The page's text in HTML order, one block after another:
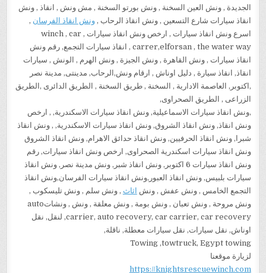
الجديدة , ونش العين السخنة , ونش بورتو السخنة , مش ونش , انقاذ , ونش
انقاذ سيارات شارع التسعين , ونش انقاذ الرحاب ,ونش انقاذ الفرسان ,
اسرع ونش انقاذ سيارات , ارخص ونش انقاذ سيارات , winch , car
carrer,elforsan , the water way , انقاذ سيارات التجمع, رقم ونش
انقاذ سيارات , ونش القاهرة , ونش الجيزة , ونش الهرم , الونش , سيارات
انقاذ, انقاذ سيارة , دليل اوناش , ارقام ونش,الرحاب, مدينتى, مدينة نصر
,اكتوبر, العاصمة الادارية , السخنة , طريق السخنة , الطريق الدائرى ,الطريق
الزراعى , الطريق الصحراوى,
,ونش انقاذ سيارات الاسماعيلية, ونش انقاذ سيارات الاسكندرية, , ارخص
ونش انقاذ, ونش انقاذ الشروق, ونش انقاذ سيارات الاسكندرية, , ونش انقاذ
شبرا, ونش انقاذ الحرفيين, ونش انقاذ حدائق الاهرام, ونش انقاذ الشروق
ونش انقاذ سيارات اسكندرية الصحراوى, ارخص ونش انقاذ سيارات, رقم
ونش انقاذ سيارات 6 اكتوبر, ونش انقاذ شبر, ونش مدينة نصر, ونش انقاذ
سيارات بلبيس, ونش انقاذ العبور,ونش انقاذ سيارات الفرسان,ونش انقاذ
التجمع الخامس , ونش عفش , ونش اثاث , ونش سلم , ونش تليسكوب ,
ونش مروحة , ونش تعبان , ونش بومة , ونش معلقة , ونش , ونشاتauto
carrier, auto recovery, car carrier, car recovery, لنقل, نقل
اوناش, نقل سيارات, نقل سيارات معطلة, ناقلة,
Towing ,towtruck, Egypt towing
لزيارة موقعنا
https://knightsrescuewinch.com